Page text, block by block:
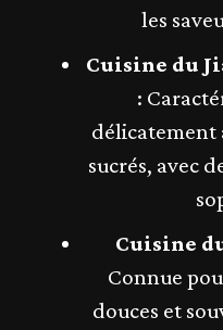
les
Cuisine du
:
délicatement
sucrés, avec
Cuisine
Connue
douces et